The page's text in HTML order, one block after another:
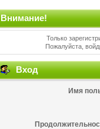
Внимание!
Только
Пожалуйста,
Вход
Имя